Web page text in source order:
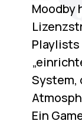
Moodby
System,
Ein